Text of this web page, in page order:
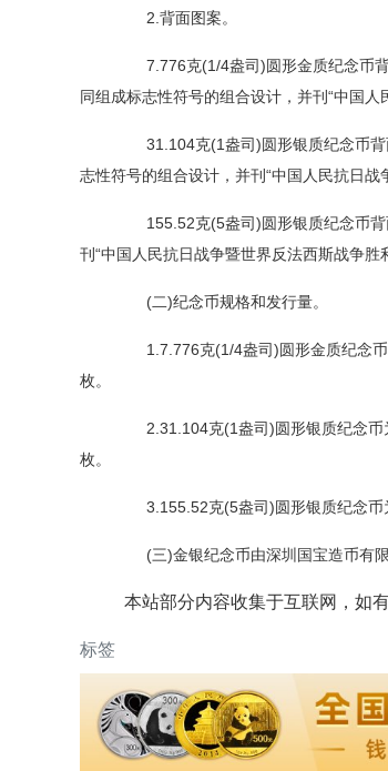
2.背面图案。
7.776克(1/4盎司)圆形金质纪念币背
同组成标志性符号的组合设计，并刊“中国人
31.104克(1盎司)圆形银质纪念币背
志性符号的组合设计，并刊“中国人民抗日战
155.52克(5盎司)圆形银质纪念币背面
刊“中国人民抗日战争暨世界反法西斯战争胜
(二)纪念币规格和发行量。
1.7.776克(1/4盎司)圆形金质纪念币
枚。
2.31.104克(1盎司)圆形银质纪念币
枚。
3.155.52克(5盎司)圆形银质纪念币
(三)金银纪念币由深圳国宝造币有限
本站部分内容收集于互联网，如
标签